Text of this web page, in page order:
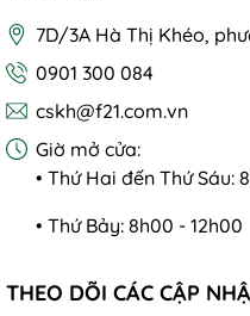
7D/3A Hà Thị Khéo,
0901 300 084
cskh@f21.com.vn
Giờ mở cửa:
• Thứ Hai đến Thứ Sáu:
• Thứ Bảy: 8h00 - 12h00
THEO DÕI CÁC CẬP